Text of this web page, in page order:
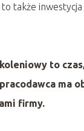
także
to
ma
firmy.